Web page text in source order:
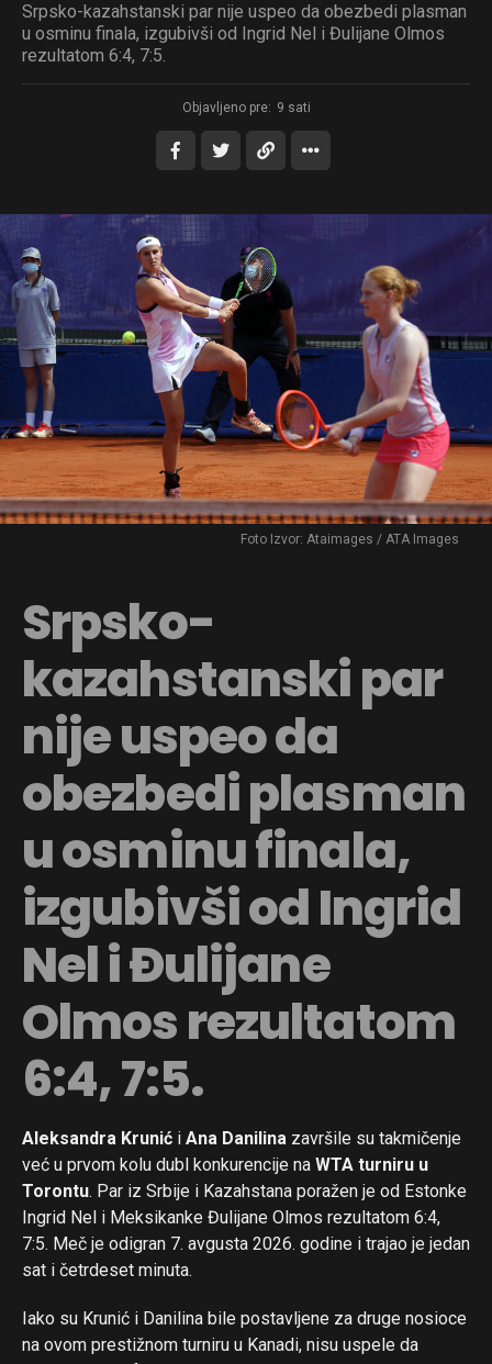
Srpsko-kazahstanski par nije uspeo da obezbedi plasman
u osminu finala, izgubivši od Ingrid Nel i Đulijane Olmos
rezultatom 6:4, 7:5.
Objavljeno pre: 9 sati
Foto Izvor: Ataimages / ATA Images
Srpsko-
kazahstanski par
nije uspeo da
obezbedi plasman
u osminu finala,
izgubivši od Ingrid
Nel i Đulijane
Olmos rezultatom
6:4, 7:5.
Aleksandra Krunić i Ana Danilina završile su takmičenje
već u prvom kolu dubl konkurencije na WTA turniru u
Torontu. Par iz Srbije i Kazahstana poražen je od Estonke
Ingrid Nel i Meksikanke Đulijane Olmos rezultatom 6:4,
7:5. Meč je odigran 7. avgusta 2026. godine i trajao je jedan
sat i četrdeset minuta.
Iako su Krunić i Danilina bile postavljene za druge nosioce
na ovom prestižnom turniru u Kanadi, nisu uspele da